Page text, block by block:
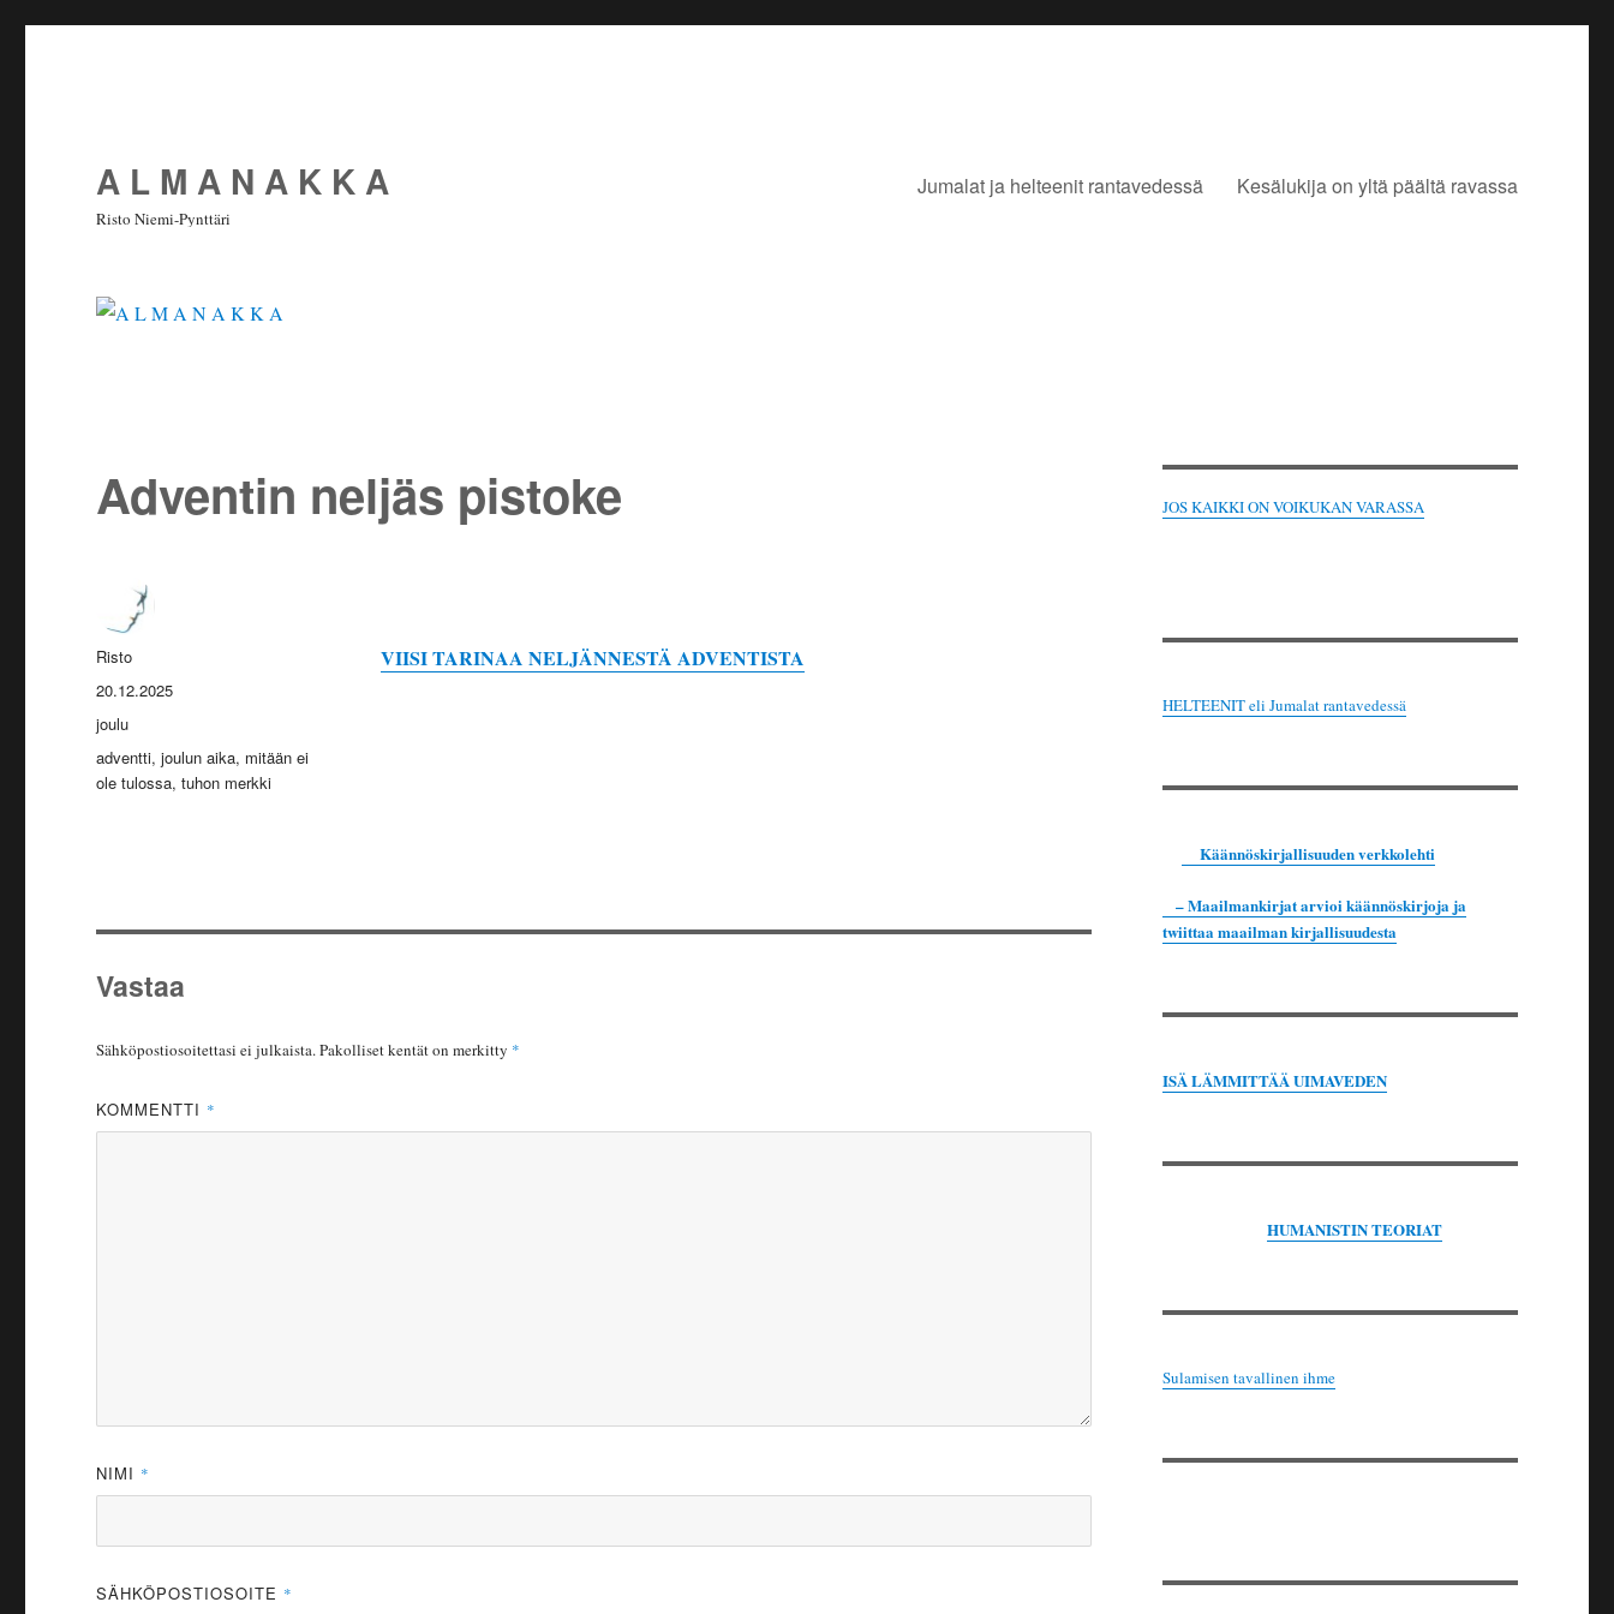
A L M A N A K K A
Risto Niemi-Pynttäri
Jumalat ja helteenit rantavedessä Kesälukija on yltä päältä ravassa
Adventin neljäs pistoke
VIISI TARINAA NELJÄNNESTÄ ADVENTISTA
Kirjoittaja
Risto
Julkaistu
20.12.2025
Kategoriat
joulu
Avainsanat
adventti,joulun aika, mitään ei
ole tulossa,tuhon merkki
Vastaa
Sähköpostiosoitettasi ei julkaista.Pakolliset kentät on merkitty *
KOMMENTTI *
NIMI *
SÄHKÖPOSTIOSOITE *
JOS KAIKKI ON VOIKUKAN VARASSA
HELTEENIT eli Jumalat rantavedessä
Käännöskirjallisuuden verkkolehti
– Maailmankirjat arvioi käännöskirjoja ja
twiittaa maailman kirjallisuudesta
ISÄ LÄMMITTÄÄ UIMAVEDEN
HUMANISTIN TEORIAT
Sulamisen tavallinen ihme